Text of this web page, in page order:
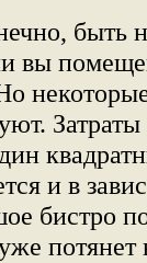
быть
вы
и в
бистро
потянет